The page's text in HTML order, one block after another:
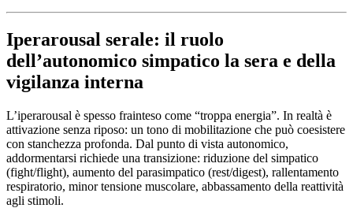
Iperarousal serale: il ruolo
dell’autonomico simpatico la sera e della
vigilanza interna
L’iperarousal è spesso frainteso come “troppa energia”. In realtà è
attivazione senza riposo: un tono di mobilitazione che può coesistere
con stanchezza profonda. Dal punto di vista autonomico,
addormentarsi richiede una transizione: riduzione del simpatico
(fight/flight), aumento del parasimpatico (rest/digest), rallentamento
respiratorio, minor tensione muscolare, abbassamento della reattività
agli stimoli.